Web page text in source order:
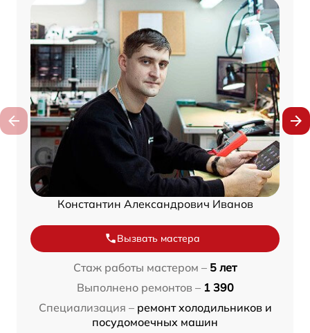
Константин Александрович Иванов
Вызвать мастера
Стаж работы мастером – 5 лет
Выполнено ремонтов – 1 390
Специализация – ремонт холодильников и
посудомоечных машин